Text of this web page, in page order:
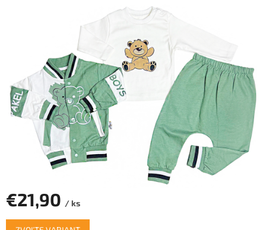
hviezdičiek.
€21,90 / ks
Jednotková